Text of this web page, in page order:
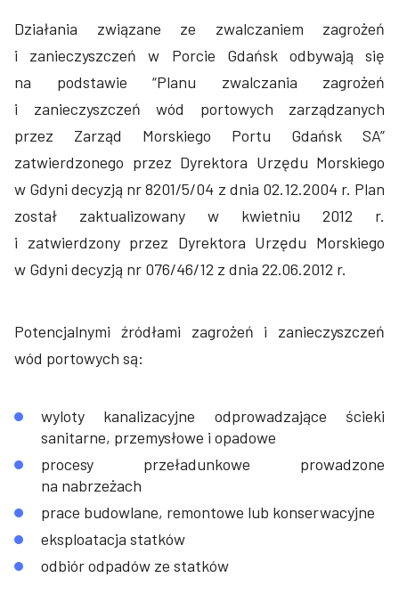
Działania związane ze zwalczaniem zagrożeń
i zanieczyszczeń w Porcie Gdańsk odbywają się
na podstawie “Planu zwalczania zagrożeń
i zanieczyszczeń wód portowych zarządzanych
przez Zarząd Morskiego Portu Gdańsk SA”
zatwierdzonego przez Dyrektora Urzędu Morskiego
w Gdyni decyzją nr 8201/5/04 z dnia 02.12.2004 r. Plan
został zaktualizowany w kwietniu 2012 r.
i zatwierdzony przez Dyrektora Urzędu Morskiego
w Gdyni decyzją nr 076/46/12 z dnia 22.06.2012 r.
Potencjalnymi źródłami zagrożeń i zanieczyszczeń
wód portowych są:
wyloty kanalizacyjne odprowadzające ścieki
sanitarne, przemysłowe i opadowe
procesy przeładunkowe prowadzone
na nabrzeżach
prace budowlane, remontowe lub konserwacyjne
eksploatacja statków
odbiór odpadów ze statków